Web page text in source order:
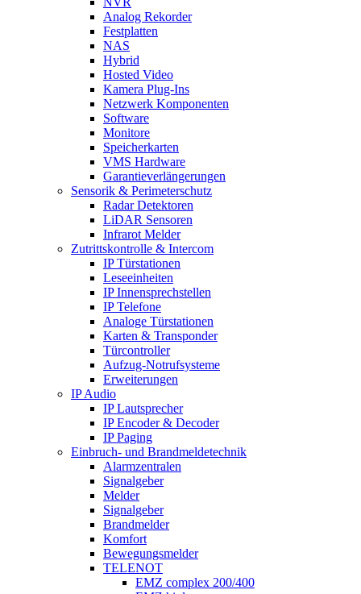
Analog Rekorder
Festplatten
NAS
Hybrid
Hosted Video
Kamera Plug-Ins
Netzwerk Komponenten
Software
Monitore
Speicherkarten
VMS Hardware
Garantieverlängerungen
Sensorik & Perimeterschutz
Radar Detektoren
LiDAR Sensoren
Infrarot Melder
Zutrittskontrolle & Intercom
IP Türstationen
Leseeinheiten
IP Innensprechstellen
IP Telefone
Analoge Türstationen
Karten & Transponder
Türcontroller
Aufzug-Notrufsysteme
Erweiterungen
IP Audio
IP Lautsprecher
IP Encoder & Decoder
IP Paging
Einbruch- und Brandmeldetechnik
Alarmzentralen
Signalgeber
Melder
Signalgeber
Brandmelder
Komfort
Bewegungsmelder
TELENOT
EMZ complex 200/400